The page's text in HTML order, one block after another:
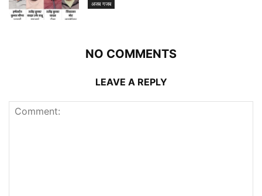
अजब गजब
NO COMMENTS
LEAVE A REPLY